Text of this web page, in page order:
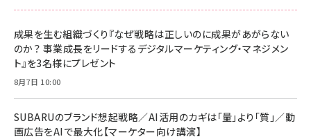
スペシャルエディション[王道エンタメの矜持／
￥1,100
anan(アンアン)2026/07/08号 No.2502[2026
￥880
ママ投資家が育休中に１億貯めた株式投資
NIMASO ガラスフィルム iPhone 17 用 保護フィ
すい ガイド枠付き いPhone17 (6.3インチ) 対応
2枚セット DSP25F1698
￥1,599
￥6,980
Amazon eギフトカード - Amazonロゴ - クラ
￥5,000
Anker PowerLine III Flow USB-C & USB-C
Pro/Air 各種対応 (1.8m ミッドナイトブラック)
￥1,890
成果を生む組織づくり『なぜ戦略は正しいのに成果があがらない
のか？ 事業成長をリードするデジタルマーケティング・マネジメン
ト』を3名様にプレゼント
8月7日 10:00
SUBARUのブランド想起戦略／AI活用のカギは「量」より「質」／動
画広告をAIで最大化【マーケター向け講演】